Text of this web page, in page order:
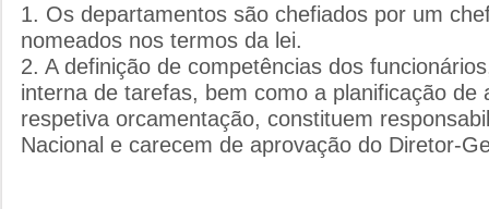
1. Os departamentos são chefiados por um
nomeados nos termos da lei.
2. A definição de competências dos
interna de tarefas, bem como a planificação de
respetiva orcamentação, constituem
Nacional e carecem de aprovação do Diretor-